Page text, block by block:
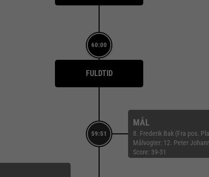
60:00
FULDTID
59:51
MÅL
8. Frederik Bak (Fra pos.
Målvogter: 12. Peter
Score: 39-31